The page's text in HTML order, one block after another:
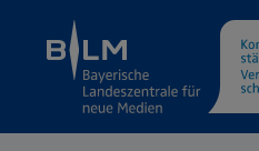
Cookie Hinweis